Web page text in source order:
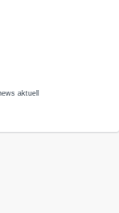
aktuell